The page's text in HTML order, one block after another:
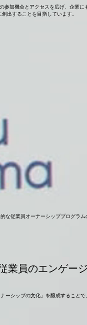
参加機会とアクセスを広げ、企業
出することを目指しています。
「企業の中長期の成長を共に築く
業績の向上と従業員の経済的機会
Worksは様々な企業が包括的な
な従業員オーナーシッププログラ
業員のエンゲー
ーシップの文化」を醸成すること